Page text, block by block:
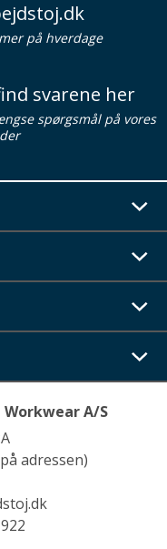
på hverdage
svarene her
spørgsmål på vores
A/S
adressen)